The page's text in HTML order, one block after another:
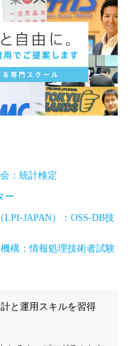
：統計検定
ー
JAPAN）：OSS-DB技
構：情報処理技術者試験
と運用スキルを習得